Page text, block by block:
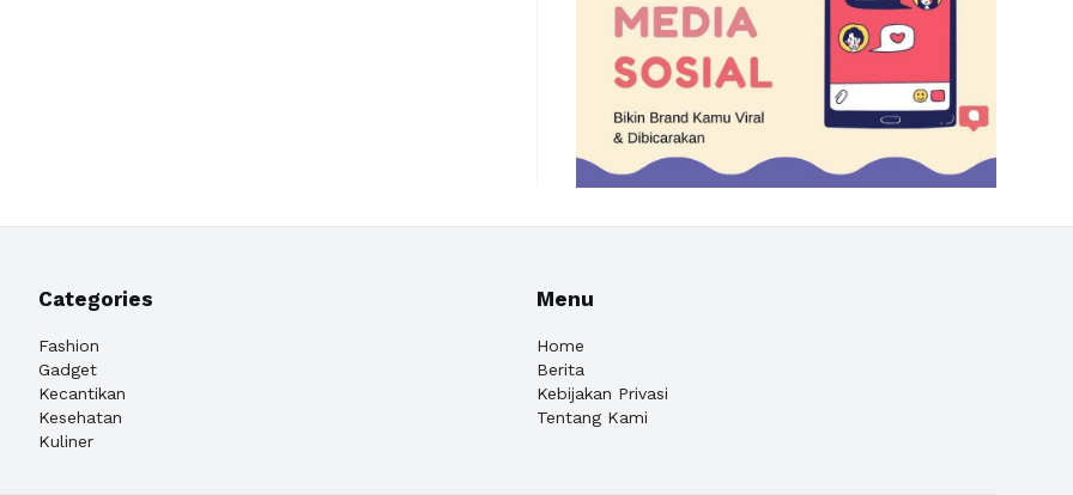
Categories
Fashion
Gadget
Kecantikan
Kesehatan
Kuliner
Menu
Home
Berita
Kebijakan Privasi
Tentang Kami